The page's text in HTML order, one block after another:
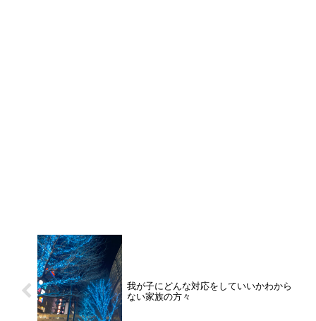
我が子にどんな対応をしていいかわから
ない家族の方々